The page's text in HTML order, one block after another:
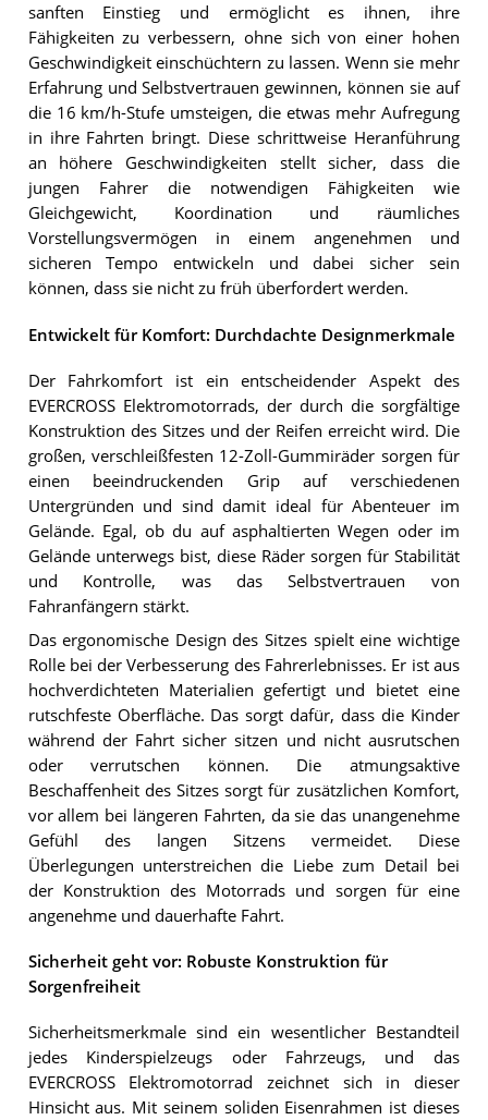
sanften Einstieg und ermöglicht es ihnen, ihre
Fähigkeiten zu verbessern, ohne sich von einer hohen
Geschwindigkeit einschüchtern zu lassen. Wenn sie mehr
Erfahrung und Selbstvertrauen gewinnen, können sie auf
die 16 km/h-Stufe umsteigen, die etwas mehr Aufregung
in ihre Fahrten bringt. Diese schrittweise Heranführung
an höhere Geschwindigkeiten stellt sicher, dass die
jungen Fahrer die notwendigen Fähigkeiten wie
Gleichgewicht, Koordination und räumliches
Vorstellungsvermögen in einem angenehmen und
sicheren Tempo entwickeln und dabei sicher sein
können, dass sie nicht zu früh überfordert werden.
Entwickelt für Komfort: Durchdachte Designmerkmale
Der Fahrkomfort ist ein entscheidender Aspekt des
EVERCROSS Elektromotorrads, der durch die sorgfältige
Konstruktion des Sitzes und der Reifen erreicht wird. Die
großen, verschleißfesten 12-Zoll-Gummiräder sorgen für
einen beeindruckenden Grip auf verschiedenen
Untergründen und sind damit ideal für Abenteuer im
Gelände. Egal, ob du auf asphaltierten Wegen oder im
Gelände unterwegs bist, diese Räder sorgen für Stabilität
und Kontrolle, was das Selbstvertrauen von
Fahranfängern stärkt.
Das ergonomische Design des Sitzes spielt eine wichtige
Rolle bei der Verbesserung des Fahrerlebnisses. Er ist aus
hochverdichteten Materialien gefertigt und bietet eine
rutschfeste Oberfläche. Das sorgt dafür, dass die Kinder
während der Fahrt sicher sitzen und nicht ausrutschen
oder verrutschen können. Die atmungsaktive
Beschaffenheit des Sitzes sorgt für zusätzlichen Komfort,
vor allem bei längeren Fahrten, da sie das unangenehme
Gefühl des langen Sitzens vermeidet. Diese
Überlegungen unterstreichen die Liebe zum Detail bei
der Konstruktion des Motorrads und sorgen für eine
angenehme und dauerhafte Fahrt.
Sicherheit geht vor: Robuste Konstruktion für
Sorgenfreiheit
Sicherheitsmerkmale sind ein wesentlicher Bestandteil
jedes Kinderspielzeugs oder Fahrzeugs, und das
EVERCROSS Elektromotorrad zeichnet sich in dieser
Hinsicht aus. Mit seinem soliden Eisenrahmen ist dieses